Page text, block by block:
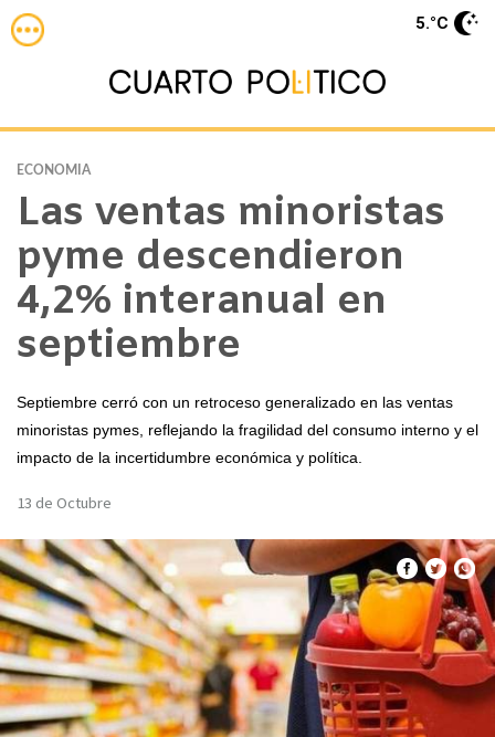
5.°C
ECONOMIA
Las ventas minoristas
pyme descendieron
4,2% interanual en
septiembre
Septiembre cerró con un retroceso generalizado en las ventas
minoristas pymes, reflejando la fragilidad del consumo interno y el
impacto de la incertidumbre económica y política.
13 de Octubre